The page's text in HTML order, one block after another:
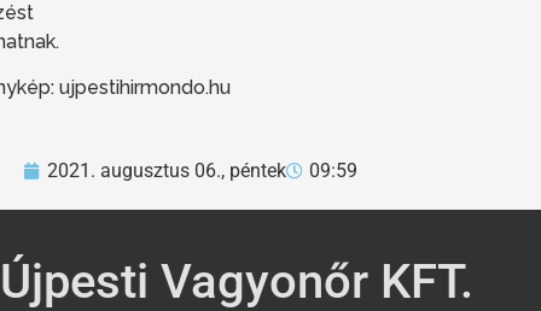
ujpestihirmondo.hu
2021. augusztus 06., péntek 09:59
Újpesti Vagyonőr KFT.